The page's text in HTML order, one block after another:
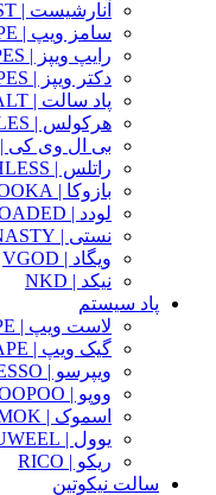
آنارشیست | ANARCHIST
سامز ویپ | SAMS VAPE
رایپ ویپز | RIPE VAPES
دکتر ویپز | DR.VAPES
پاد سالت | POD SALT
هرکولس | HERCULES
بی ال وی کی | BLVK
راتلس | RUTHLESS
بازوکا | BAZOOKA
لودد | LOADED
نستی | NASTY
ویگاد | VGOD
نیکد | NKD
پاد سیستم
لاست ویپ | LOST VAPE
گیک ویپ | GEEK VAPE
ویپرسو | VAPORESSO
ووپو | VOOPOO
اسموک | SMOK
یوول | UWEEL
ریکو | RICO
سالت نیکوتین